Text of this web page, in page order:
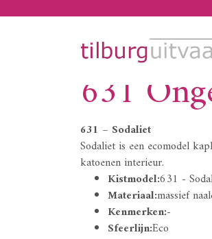
631
631 – Sodaliet
Sodaliet is een ecomodel
katoenen interieur.
Kistmodel:631 -
Materiaal:massief
Kenmerken:-
Sfeerlijn:Eco